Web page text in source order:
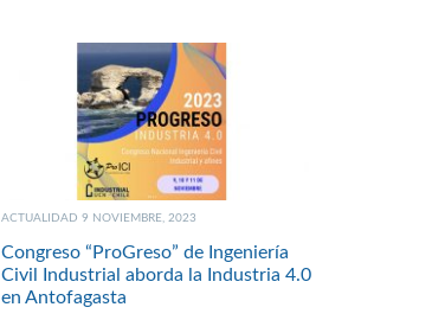
ACTUALIDAD 9 NOVIEMBRE, 2023
Congreso “ProGreso” de Ingeniería
Civil Industrial aborda la Industria 4.0
en Antofagasta